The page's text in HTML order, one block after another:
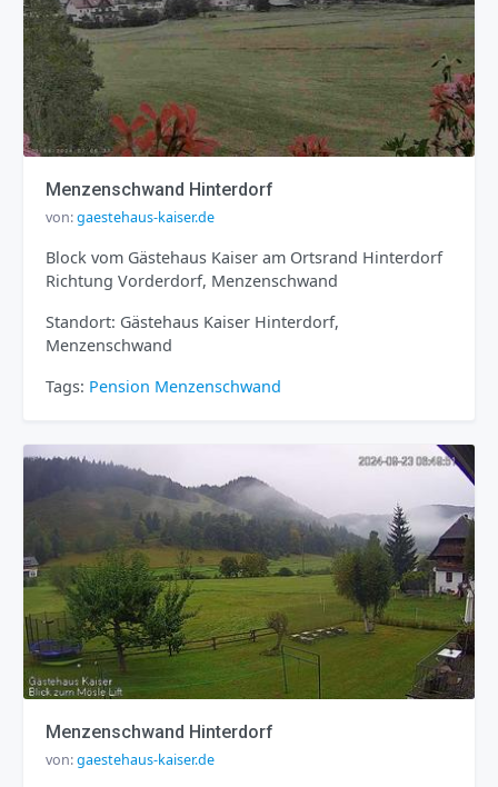
Menzenschwand Hinterdorf
von:gaestehaus-kaiser.de
Block vom Gästehaus Kaiser am Ortsrand Hinterdorf
Richtung Vorderdorf, Menzenschwand
Standort: Gästehaus Kaiser Hinterdorf,
Menzenschwand
Tags: Pension Menzenschwand
Menzenschwand Hinterdorf
von:gaestehaus-kaiser.de